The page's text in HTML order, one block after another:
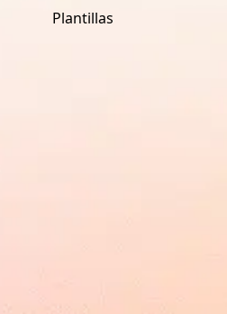
Plantillas